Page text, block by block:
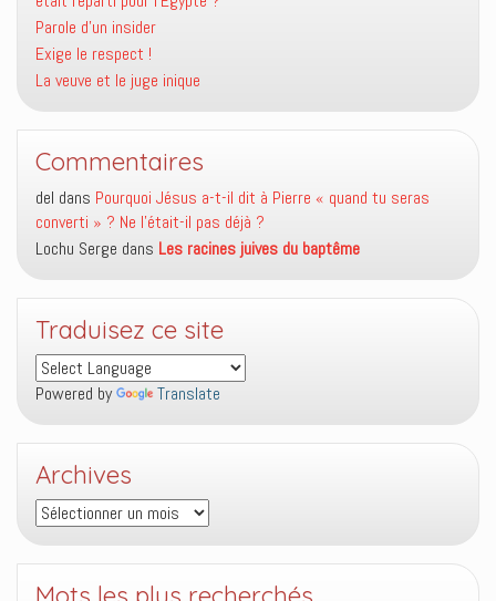
Parole d’un insider
Exige le respect !
La veuve et le juge inique
Commentaires
del dans Pourquoi Jésus a-t-il dit à Pierre « quand tu seras
converti » ? Ne l’était-il pas déjà ?
Lochu Serge dans Les racines juives du baptême
Traduisez ce site
Powered by Translate
Archives
Archives